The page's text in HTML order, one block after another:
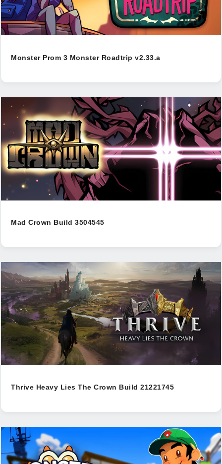
Monster Prom 3 Monster Roadtrip v2.33.a
Mad Crown Build 3504545
Thrive Heavy Lies The Crown Build 21221745